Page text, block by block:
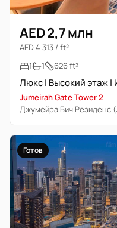
AED 2,7 млн
AED 4 313 / ft²
1
1 626 ft²
Люкс | Высокий этаж |
Jumeirah Gate Tower 2
Джумейра Бич Резиденс
Готов